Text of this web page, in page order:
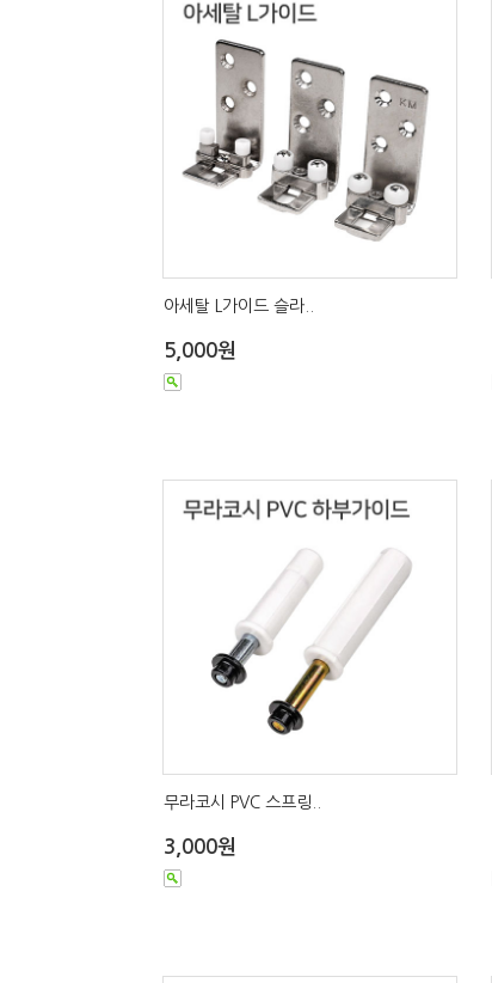
아세탈 L가이드 슬라..
5,000원
무라코시 PVC 스프링..
3,000원